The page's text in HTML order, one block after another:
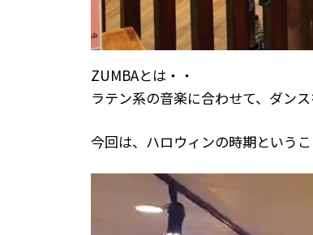
ZUMBAとは・・
ラテン系の音楽に合わせて、ダン
今回は、ハロウィンの時期という